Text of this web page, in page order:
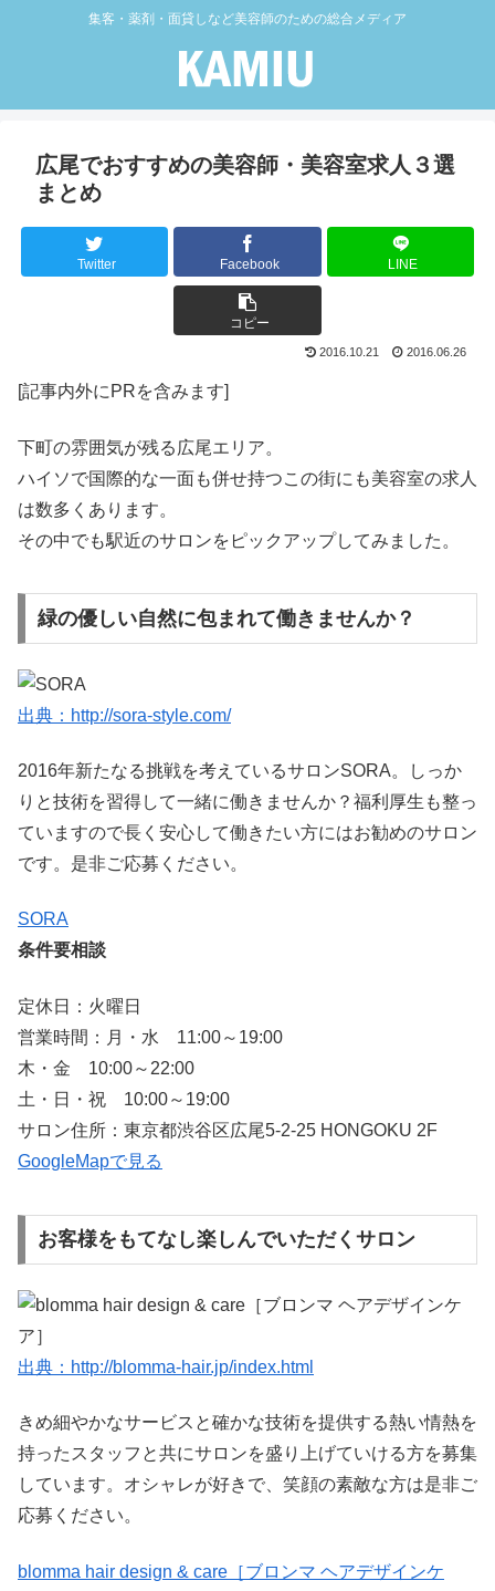
集客・薬剤・面貸しなど美容師のための総合メディア
広尾でおすすめの美容師・美容室求人３選
まとめ
Twitter Facebook LINE
コピー
2016.10.21 2016.06.26
[記事内外にPRを含みます]
下町の雰囲気が残る広尾エリア。
ハイソで国際的な一面も併せ持つこの街にも美容室の求人
は数多くあります。
その中でも駅近のサロンをピックアップしてみました。
緑の優しい自然に包まれて働きませんか？
出典：http://sora-style.com/
2016年新たなる挑戦を考えているサロンSORA。しっか
りと技術を習得して一緒に働きませんか？福利厚生も整っ
ていますので長く安心して働きたい方にはお勧めのサロン
です。是非ご応募ください。
SORA
条件要相談
定休日：火曜日
営業時間：月・水 11:00～19:00
木・金 10:00～22:00
土・日・祝 10:00～19:00
サロン住所：東京都渋谷区広尾5-2-25 HONGOKU 2F
GoogleMapで見る
お客様をもてなし楽しんでいただくサロン
出典：http://blomma-hair.jp/index.html
きめ細やかなサービスと確かな技術を提供する熱い情熱を
持ったスタッフと共にサロンを盛り上げていける方を募集
しています。オシャレが好きで、笑顔の素敵な方は是非ご
応募ください。
blomma hair design & care［ブロンマ ヘアデザインケ